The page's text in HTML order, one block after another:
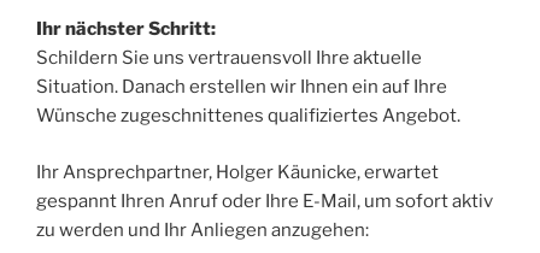
Ihr nächster Schritt:
Schildern Sie uns vertrauensvoll Ihre aktuelle
Situation. Danach erstellen wir Ihnen ein auf Ihre
Wünsche zugeschnittenes qualifiziertes Angebot.
Ihr Ansprechpartner, Holger Käunicke, erwartet
gespannt Ihren Anruf oder Ihre E-Mail, um sofort aktiv
zu werden und Ihr Anliegen anzugehen: